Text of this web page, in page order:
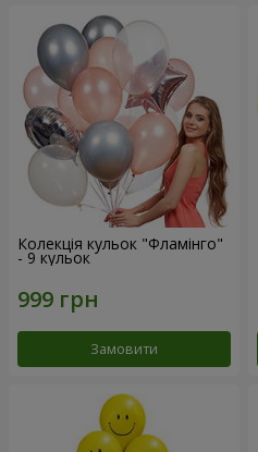
Колекція кульок "Фламінго"
- 9 кульок
Замовити